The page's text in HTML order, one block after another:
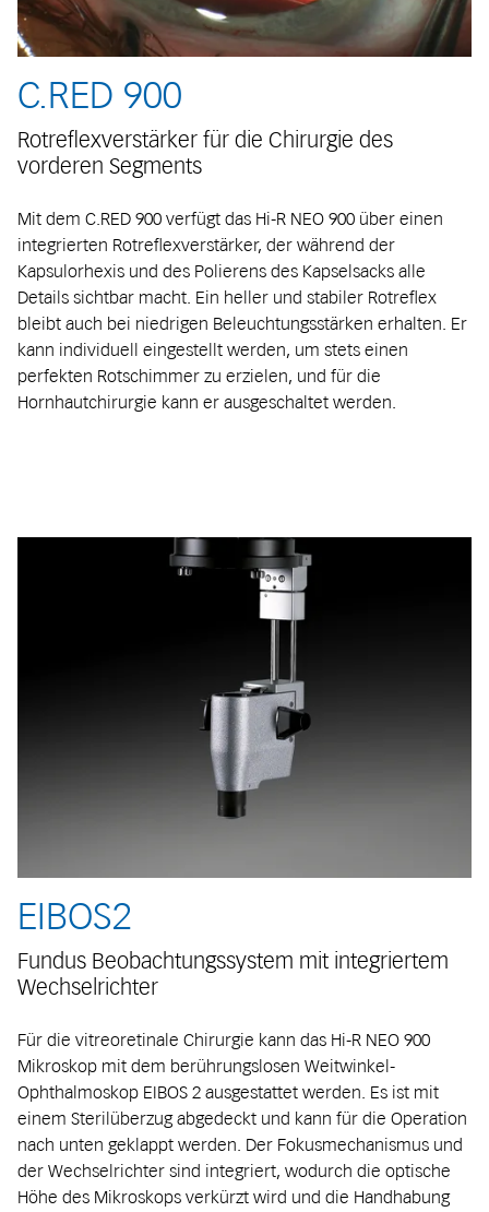
C.RED 900
Rotreflexverstärker für die Chirurgie des
vorderen Segments
Mit dem C.RED 900 verfügt das Hi-R NEO 900 über einen
integrierten Rotreflexverstärker, der während der
Kapsulorhexis und des Polierens des Kapselsacks alle
Details sichtbar macht. Ein heller und stabiler Rotreflex
bleibt auch bei niedrigen Beleuchtungsstärken erhalten. Er
kann individuell eingestellt werden, um stets einen
perfekten Rotschimmer zu erzielen, und für die
Hornhautchirurgie kann er ausgeschaltet werden.
EIBOS2
Fundus Beobachtungssystem mit integriertem
Wechselrichter
Für die vitreoretinale Chirurgie kann das Hi-R NEO 900
Mikroskop mit dem berührungslosen Weitwinkel-
Ophthalmoskop EIBOS 2 ausgestattet werden. Es ist mit
einem Sterilüberzug abgedeckt und kann für die Operation
nach unten geklappt werden. Der Fokusmechanismus und
der Wechselrichter sind integriert, wodurch die optische
Höhe des Mikroskops verkürzt wird und die Handhabung